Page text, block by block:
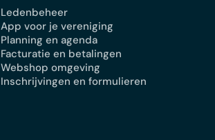
Ledenbeheer
App voor je vereniging
Planning en agenda
Facturatie en betalingen
Webshop omgeving
Inschrijvingen en formulieren